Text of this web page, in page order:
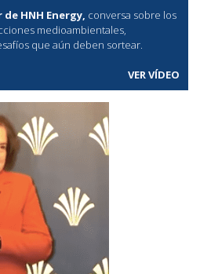
HNH Energy, conversa sobre los
medioambientales,
que aún deben sortear.
VER VÍDEO